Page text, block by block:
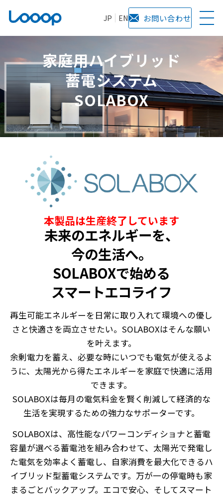
JP EN お問い合わせ
家庭用ハイブリッド
蓄電システム
SOLABOX
本製品は生産終了しています
未来のエネルギーを、
今の生活へ。
SOLABOXで始める
スマートエコライフ
再生可能エネルギーを日常に取り入れて環境への優し
さと快適さを両立させたい。SOLABOXはそんな願い
を叶えます。
余剰電力を蓄え、必要な時にいつでも電気が使えるよ
うに、太陽光から得たエネルギーを家庭で快適に活用
できます。
SOLABOXは毎月の電気料金を賢く削減して経済的な
生活を実現するための強力なサポーターです。
SOLABOXは、高性能なパワーコンディショナと蓄電
容量が選べる蓄電池を組み合わせて、太陽光で発電し
た電気を効率よく蓄電し、自家消費を最大化できるハ
イブリッド型蓄電システムです。万が一の停電時も家
まるごとバックアップ。エコで安心、そしてスマート